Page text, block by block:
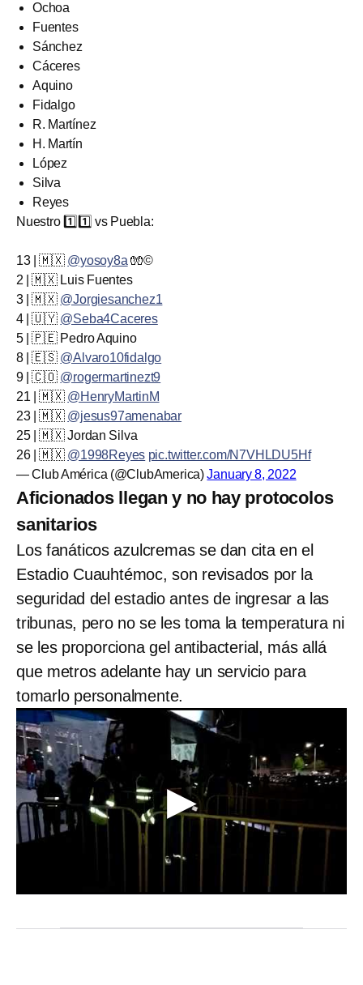
Ochoa
Fuentes
Sánchez
Cáceres
Aquino
Fidalgo
R. Martínez
H. Martín
López
Silva
Reyes
Nuestro 1️⃣1️⃣ vs Puebla:
13 | 🇲🇽 @yosoy8a 🧤©️
2 | 🇲🇽 Luis Fuentes
3 | 🇲🇽 @Jorgiesanchez1
4 | 🇺🇾 @Seba4Caceres
5 | 🇵🇪 Pedro Aquino
8 | 🇪🇸 @Alvaro10fidalgo
9 | 🇨🇴 @rogermartinezt9
21 | 🇲🇽 @HenryMartinM
23 | 🇲🇽 @jesus97amenabar
25 | 🇲🇽 Jordan Silva
26 | 🇲🇽 @1998Reyes pic.twitter.com/N7VHLDU5Hf
— Club América (@ClubAmerica)January 8, 2022
Aficionados llegan y no hay protocolos
sanitarios
Los fanáticos azulcremas se dan cita en el
Estadio Cuauhtémoc, son revisados por la
seguridad del estadio antes de ingresar a las
tribunas, pero no se les toma la temperatura ni
se les proporciona gel antibacterial, más allá
que metros adelante hay un servicio para
tomarlo personalmente.